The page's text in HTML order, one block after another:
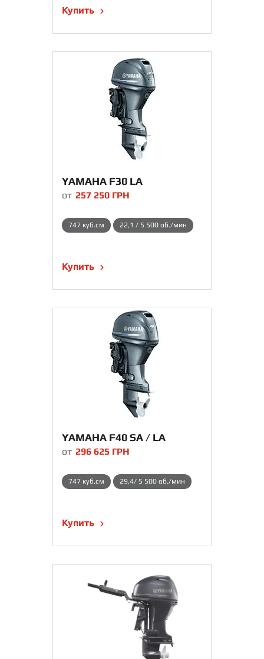
Купить
YAMAHA F30 LA
от 257 250 ГРН
747 куб.см 22,1 / 5 500 об./мин
Купить
YAMAHA F40 SA / LA
от 296 625 ГРН
747 куб.см 29,4/ 5 500 об./мин
Купить